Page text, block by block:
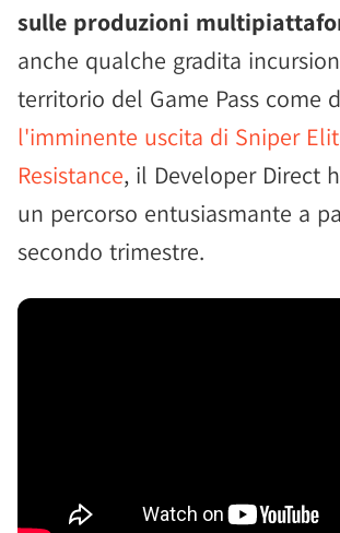
sulle produzioni
anche qualche gradita
territorio del Game Pass come
l'imminente uscita di Sniper
Resistance, il Developer Direct
un percorso entusiasmante a
secondo trimestre.